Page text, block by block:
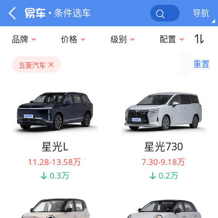
• 条件选车 导航
品牌 价格 级别 配置
五菱汽车 重置
星光L
11.28-13.58万
0.3万
星光730
7.30-9.18万
0.2万